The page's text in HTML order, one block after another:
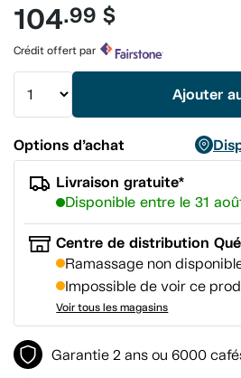
pour
ce
produit.
Lien
vers
page.
104.99 $
Crédit offert par
Ajouter
Options d’achat
Livraison gratuite*
Disponible entre le 31
Centre de distribution
Ramassage non
Impossible de voir ce
Voir tous les magasins
Garantie 2 ans ou 6000